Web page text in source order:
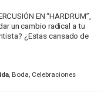
EN “HARDRUM”,
un cambio radical a tu
¿Estas cansado de
, Boda, Celebraciones